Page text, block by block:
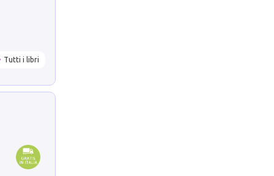
Tutti i libri